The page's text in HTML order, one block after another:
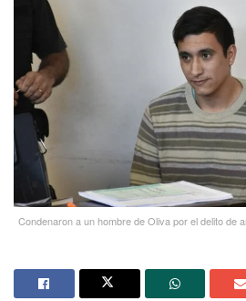
Condenaron a un hombre de Oliva por el delito de